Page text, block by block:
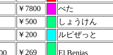
￥7800 べた
￥500 しょうけん
￥200 ルピぜっと
￥269 El Benjas